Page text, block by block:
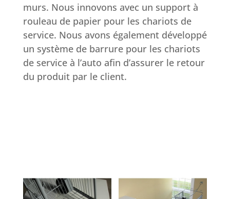
murs. Nous innovons avec un support à
rouleau de papier pour les chariots de
service. Nous avons également développé
un système de barrure pour les chariots
de service à l’auto afin d’assurer le retour
du produit par le client.